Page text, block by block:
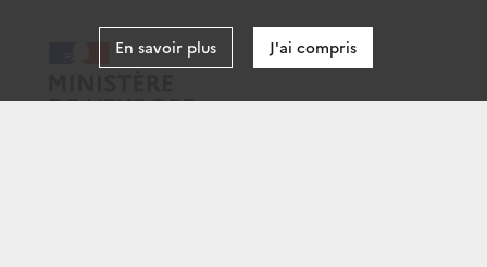
En savoir plus J'ai compris